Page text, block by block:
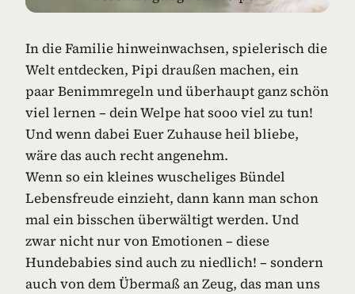
In die Familie hinweinwachsen, spielerisch die
Welt entdecken, Pipi draußen machen, ein
paar Benimmregeln und überhaupt ganz schön
viel lernen – dein Welpe hat sooo viel zu tun!
Und wenn dabei Euer Zuhause heil bliebe,
wäre das auch recht angenehm.
Wenn so ein kleines wuscheliges Bündel
Lebensfreude einzieht, dann kann man schon
mal ein bisschen überwältigt werden. Und
zwar nicht nur von Emotionen – diese
Hundebabies sind auch zu niedlich! – sondern
auch von dem Übermaß an Zeug, das man uns